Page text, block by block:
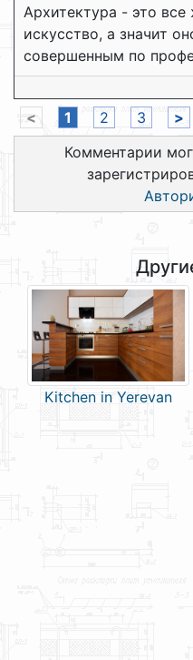
Архитектура - это все
искусство, а значит
совершенным по
< 1 2 3
>
Комментарии
Kitchen in Yerevan